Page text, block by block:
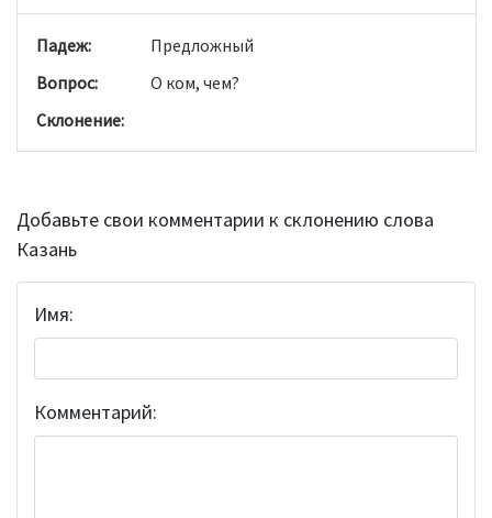
Предложный
О ком, чем?
Добавьте свои комментарии к склонению слова
Казань
Имя:
Комментарий: